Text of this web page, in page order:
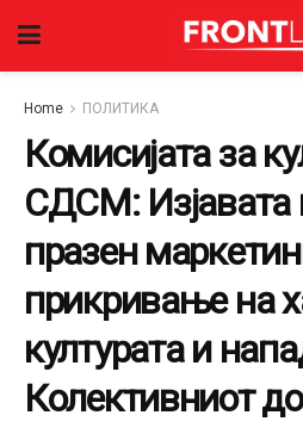
Home ПОЛИТИКА
Комисијата за
СДСМ: Изјавата
празен
прикривање на
културата и
Колективниот